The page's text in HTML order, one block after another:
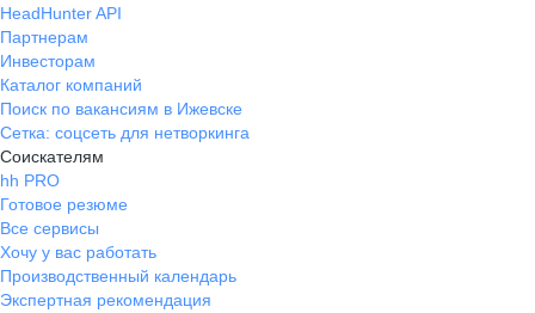
HeadHunter API
Партнерам
Инвесторам
Каталог компаний
Поиск по вакансиям в Ижевске
Сетка: соцсеть для нетворкинга
Соискателям
hh PRO
Готовое резюме
Все сервисы
Хочу у вас работать
Производственный календарь
Экспертная рекомендация